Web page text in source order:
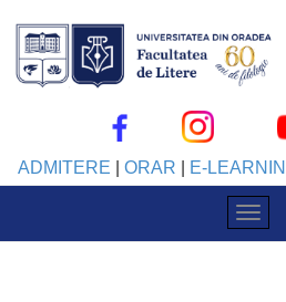
ADMITERE ORAR E-